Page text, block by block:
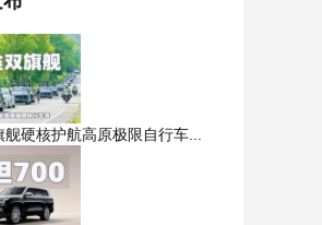
舰硬核护航高原极限自行车...